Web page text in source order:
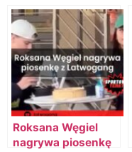
Roksana Węgiel
nagrywa piosenkę